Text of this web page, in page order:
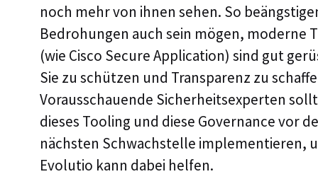
noch mehr von ihnen sehen. So
Bedrohungen auch sein mögen, moderne
(wie Cisco Secure Application) sind gut
Sie zu schützen und Transparenz zu
Vorausschauende Sicherheitsexperten
dieses Tooling und diese Governance vor
nächsten Schwachstelle implementieren,
Evolutio kann dabei helfen.